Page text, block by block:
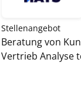
Stellenangebot
Beratung von
Vertrieb Analyse